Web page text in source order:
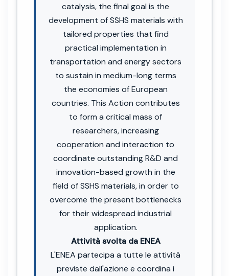
catalysis, the final goal is the
development of SSHS materials with
tailored properties that find
practical implementation in
transportation and energy sectors
to sustain in medium-long terms
the economies of European
countries. This Action contributes
to form a critical mass of
researchers, increasing
cooperation and interaction to
coordinate outstanding R&D and
innovation-based growth in the
field of SSHS materials, in order to
overcome the present bottlenecks
for their widespread industrial
application.
Attività svolta da ENEA
L'ENEA partecipa a tutte le attività
previste dall'azione e coordina i